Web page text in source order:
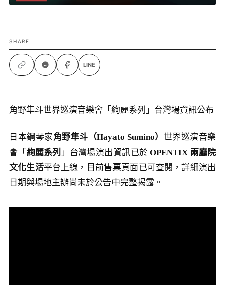
SHARE
LINE
角野隼斗世界巡演音樂會「絢麗系列」台灣場資訊公布
日本鋼琴家角野隼斗（Hayato Sumino） 世界巡演音樂
會「 絢麗系列 」台灣場演出資訊已於OPENTIX 兩廳院
文化生活平台上線，目前售票頁面已可查閱，詳細演出
日期與場地主辦尚未於公告中完整揭露。